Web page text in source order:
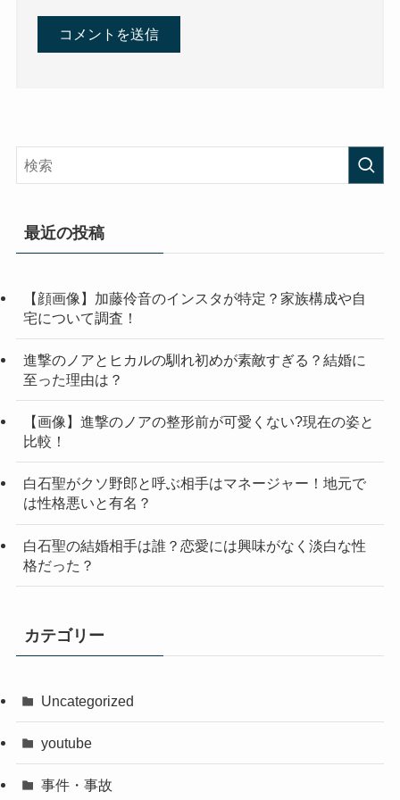
最近の投稿
【顔画像】加藤伶音のインスタが特定？家族構成や自
宅について調査！
進撃のノアとヒカルの馴れ初めが素敵すぎる？結婚に
至った理由は？
【画像】進撃のノアの整形前が可愛くない?現在の姿と
比較！
白石聖がクソ野郎と呼ぶ相手はマネージャー！地元で
は性格悪いと有名？
白石聖の結婚相手は誰？恋愛には興味がなく淡白な性
格だった？
カテゴリー
Uncategorized
youtube
事件・事故